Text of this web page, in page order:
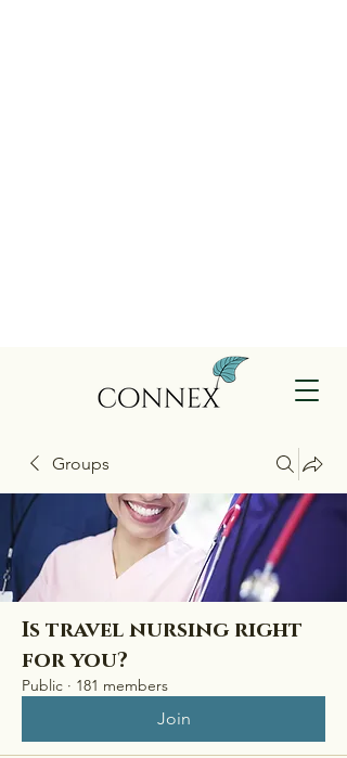
Groups
Is travel nursing right
for you?
Public · 181 members
Join